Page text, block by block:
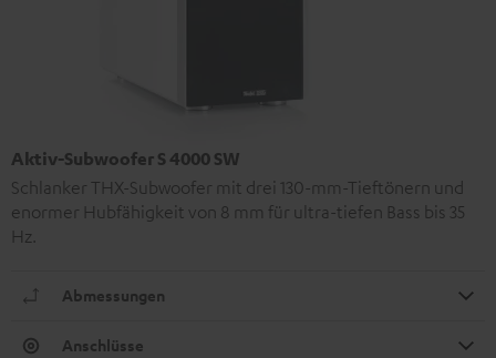
Aktiv-Subwoofer S 4000 SW
Schlanker THX-Subwoofer mit drei 130-mm-Tieftönern und
enormer Hubfähigkeit von 8 mm für ultra-tiefen Bass bis 35
Hz.
Abmessungen
Anschlüsse